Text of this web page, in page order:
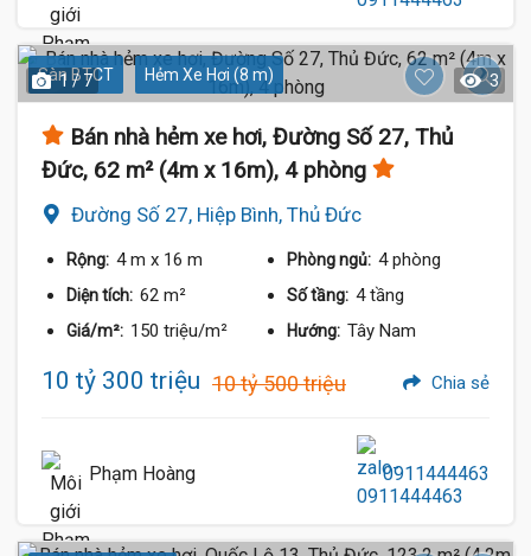
Sàn BTCT Hẻm Xe Hơi (8 m)
1 / 7 3
Bán nhà hẻm xe hơi, Đường Số 27, Thủ
Đức, 62 m² (4m x 16m), 4 phòng
Đường Số 27, Hiệp Bình, Thủ Đức
Rộng: 4 m x 16 m Phòng ngủ: 4 phòng
Diện tích: 62 m² Số tầng: 4 tầng
Giá/m²: 150 triệu/m² Hướng: Tây Nam
10 tỷ 300 triệu 10 tỷ 500 triệu Chia sẻ
Phạm Hoàng 0911444463